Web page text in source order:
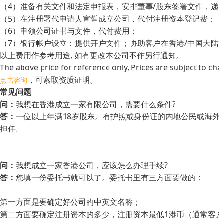
（4）准备有关文件和法定申报表，安排董事/股东签署文件，
（5）在注册署代申请人宣誓成立公司，代付注册资本登记费；
（6）申领公司证书与文件，代付费用；
（7）银行帐户设立：提供开户文件；协助客户在香港/中国大
以上费用作参考用途, 如有更改本公司不作另行通知。
The above price for reference only, Prices are subject to
点击咨询 ，可索取资质证明。
常见问题
问： 我想在香港成立一家有限公司，需要什么条件?
答： 一位以上年满18岁股东。有护照或身份证的内地公民或
担任。
问： 我想成立一家香港公司，应该怎么办理手续?
答： 您填一份委托书就可以了。委托书里有三方面要做的：
第一方面是要确定好公司的中英文名称；
第二方面要确定注册资本的多少，注册资本最低1港币（通常